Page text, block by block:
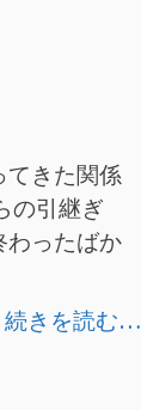
てきた関係
の引継ぎ
わったばか
続きを読む…